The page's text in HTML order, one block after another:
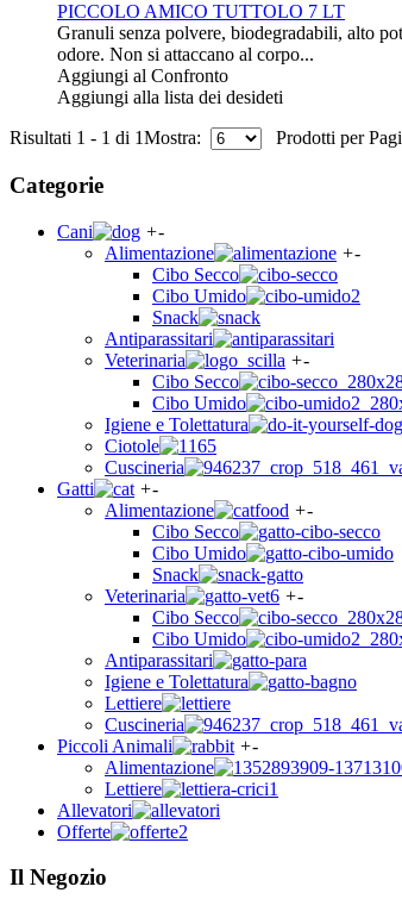
PICCOLO AMICO TUTTOLO 7 LT
Granuli senza polvere, biodegradabili, alto
odore. Non si attaccano al corpo...
Aggiungi al Confronto
Aggiungi alla lista dei desideti
Risultati 1 - 1 di 1Mostra: Prodotti per
Categorie
Cani +-
Alimentazione
+-
Cibo Secco
Cibo Umido
Snack
Antiparassitari
Veterinaria
+-
Cibo Secco
Cibo Umido
Igiene e Tolettatura
Ciotole
Cuscineria
Gatti
+-
Alimentazione
+-
Cibo Secco
Cibo Umido
Snack
Veterinaria
+-
Cibo Secco
Cibo Umido
Antiparassitari
Igiene e Tolettatura
Lettiere
Cuscineria
Piccoli Animali
+-
Alimentazione
Lettiere
Allevatori
Offerte
Il Negozio